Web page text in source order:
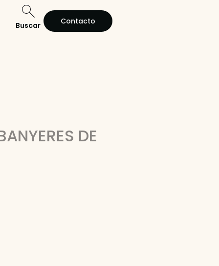
Buscar Contacto
DE